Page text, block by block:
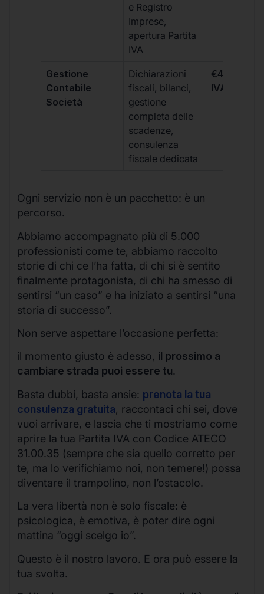
e Registro
Imprese,
apertura Partita
IVA
Gestione
Contabile
Società
Dichiarazioni
fiscali, bilanci,
gestione
completa delle
scadenze,
consulenza
fiscale dedicata
€499 +
IVA/
Ogni servizio non è un pacchetto: è un
percorso.
Abbiamo accompagnato più di 5.000
professionisti come te, abbiamo raccolto
storie di chi ce l’ha fatta, di chi si è sentito
finalmente protagonista, di chi ha smesso di
sentirsi “un caso” e ha iniziato a sentirsi “una
storia di successo”.
Non serve aspettare l’occasione perfetta:
il momento giusto è adesso, il prossimo a
cambiare strada puoi essere tu.
Basta dubbi, basta ansie: prenota la tua
consulenza gratuita, raccontaci chi sei, dove
vuoi arrivare, e lascia che ti mostriamo come
aprire la tua Partita IVA con Codice ATECO
31.00.35 (sempre che sia quello corretto per
te, ma lo verifichiamo noi, non temere!) possa
diventare il trampolino, non l’ostacolo.
La vera libertà non è solo fiscale: è
psicologica, è emotiva, è poter dire ogni
mattina “oggi scelgo io”.
Questo è il nostro lavoro. E ora può essere la
tua svolta.